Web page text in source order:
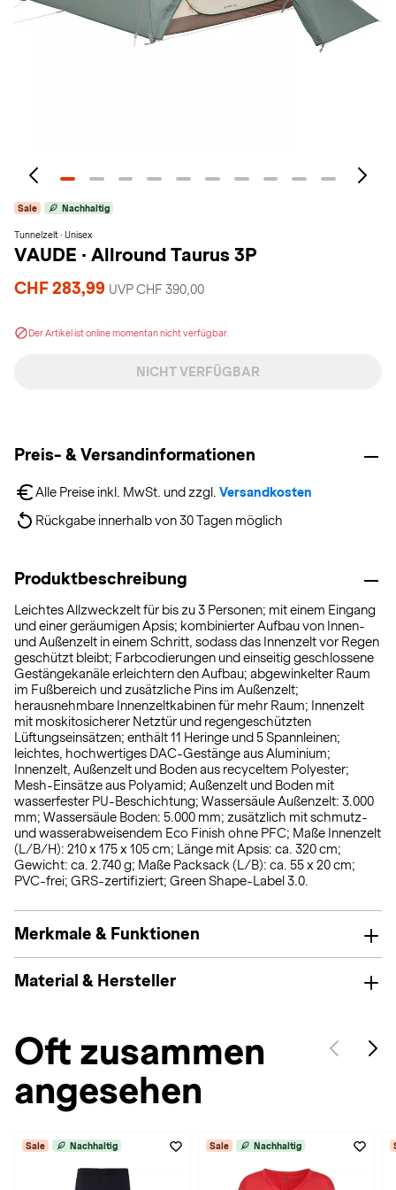
Sale Nachhaltig
Tunnelzelt · Unisex
VAUDE · Allround Taurus 3P
CHF 283,99 UVP CHF 390,00
Der Artikel ist online momentan nicht verfügbar.
NICHT VERFÜGBAR
Preis- & Versandinformationen
Alle Preise inkl. MwSt. und zzgl. Versandkosten
Rückgabe innerhalb von 30 Tagen möglich
Produktbeschreibung
Leichtes Allzweckzelt für bis zu 3 Personen; mit einem Eingang
und einer geräumigen Apsis; kombinierter Aufbau von Innen-
und Außenzelt in einem Schritt, sodass das Innenzelt vor Regen
geschützt bleibt; Farbcodierungen und einseitig geschlossene
Gestängekanäle erleichtern den Aufbau; abgewinkelter Raum
im Fußbereich und zusätzliche Pins im Außenzelt;
herausnehmbare Innenzeltkabinen für mehr Raum; Innenzelt
mit moskitosicherer Netztür und regengeschützten
Lüftungseinsätzen; enthält 11 Heringe und 5 Spannleinen;
leichtes, hochwertiges DAC-Gestänge aus Aluminium;
Innenzelt, Außenzelt und Boden aus recyceltem Polyester;
Mesh-Einsätze aus Polyamid; Außenzelt und Boden mit
wasserfester PU-Beschichtung; Wassersäule Außenzelt: 3.000
mm; Wassersäule Boden: 5.000 mm; zusätzlich mit schmutz-
und wasserabweisendem Eco Finish ohne PFC; Maße Innenzelt
(L/B/H): 210 x 175 x 105 cm; Länge mit Apsis: ca. 320 cm;
Gewicht: ca. 2.740 g; Maße Packsack (L/B): ca. 55 x 20 cm;
PVC-frei; GRS-zertifiziert; Green Shape-Label 3.0.
Merkmale & Funktionen
Material & Hersteller
Oft zusammen
angesehen
Sale Nachhaltig Sale Nachhaltig